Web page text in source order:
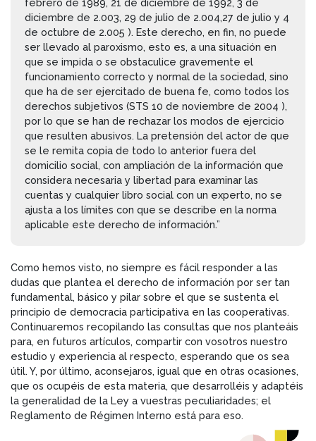
diciembre de 2.003, 29 de julio de 2.004,27 de julio y 4
de octubre de 2.005 ). Este derecho, en fin, no puede
ser llevado al paroxismo, esto es, a una situación en
que se impida o se obstaculice gravemente el
funcionamiento correcto y normal de la sociedad, sino
que ha de ser ejercitado de buena fe, como todos los
derechos subjetivos (STS 10 de noviembre de 2004 ),
por lo que se han de rechazar los modos de ejercicio
que resulten abusivos. La pretensión del actor de que
se le remita copia de todo lo anterior fuera del
domicilio social, con ampliación de la información que
considera necesaria y libertad para examinar las
cuentas y cualquier libro social con un experto, no se
ajusta a los límites con que se describe en la norma
aplicable este derecho de información.”
Como hemos visto, no siempre es fácil responder a las
dudas que plantea el derecho de información por ser tan
fundamental, básico y pilar sobre el que se sustenta el
principio de democracia participativa en las cooperativas.
Continuaremos recopilando las consultas que nos planteáis
para, en futuros artículos, compartir con vosotros nuestro
estudio y experiencia al respecto, esperando que os sea
útil. Y, por último, aconsejaros, igual que en otras ocasiones,
que os ocupéis de esta materia, que desarrolléis y adaptéis
la generalidad de la Ley a vuestras peculiaridades; el
Reglamento de Régimen Interno está para eso.